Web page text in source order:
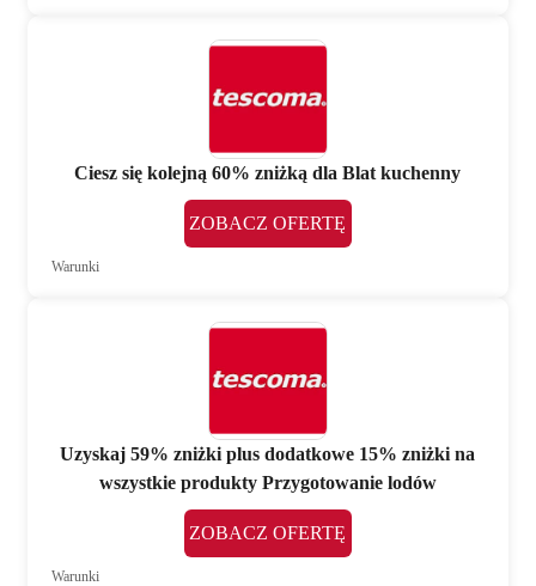
Ciesz się kolejną 60% zniżką dla Blat kuchenny
ZOBACZ OFERTĘ
Warunki
Uzyskaj 59% zniżki plus dodatkowe 15% zniżki na
wszystkie produkty Przygotowanie lodów
ZOBACZ OFERTĘ
Warunki